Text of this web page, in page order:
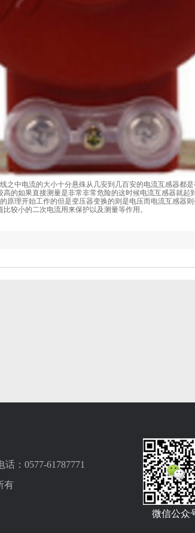
之中电流的大小十分悬殊从几安到几百安的电流互感器都
的如果直接测量是非常非常危险的这时候电流互感器就起
原理开始工作的但是变压器变换的则是电压而电流互感器
较小的二次电流用来保护以及测量等作用。
：0577-61787771
有
微信公众